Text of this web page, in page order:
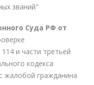
званий"
Суда РФ от
и части третьей
кодекса
жалобой гражданина